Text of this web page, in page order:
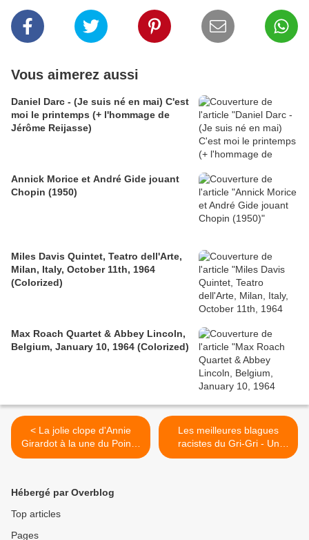
Vous aimerez aussi
Daniel Darc - (Je suis né en mai) C'est
moi le printemps (+ l'hommage de
Jérôme Reijasse)
Annick Morice et André Gide jouant
Chopin (1950)
Miles Davis Quintet, Teatro dell'Arte,
Milan, Italy, October 11th, 1964
(Colorized)
Max Roach Quartet & Abbey Lincoln,
Belgium, January 10, 1964 (Colorized)
< La jolie clope d'Annie
Girardot à la une du Point -
3 mars 2011 - Paris
Les meilleures blagues
racistes du Gri-Gri - Un
Arabe à la mer, c'est la
Hébergé par Overblog
Top articles
Pages